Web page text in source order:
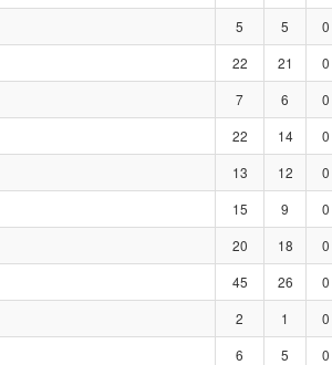
5 5 0
22 21 0
7 6 0
22 14 0
13 12 0
15 9 0
20 18 0
45 26 0
2 1 0
6 5 0